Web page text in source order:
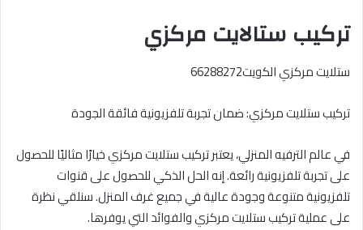
تركيب ستالايت مركزي
ستلايت مركزي الكويت66288272
تركيب ستلايت مركزي: ضمان تجربة تلفزيونية فائقة الجودة
في عالم الترفيه المنزلي، يعتبر تركيب ستلايت مركزي خيارًا مثاليًا للحصول
على تجربة تلفزيونية رائعة. إنه الحل الذكي للحصول على قنوات
تلفزيونية متنوعة وجودة عالية في جميع غرف المنزل. سنلقي نظرة
على عملية تركيب ستلايت مركزي والفوائد التي يوفرها.